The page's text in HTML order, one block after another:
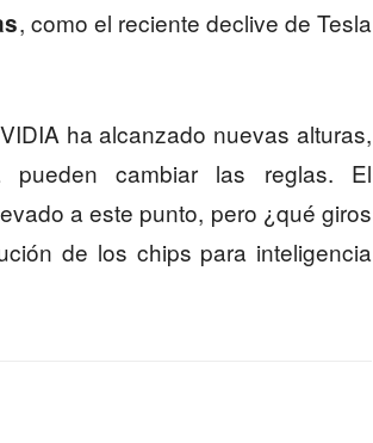
, como el reciente declive de Tesla
ha alcanzado nuevas alturas,
pueden cambiar las reglas. El
a este punto, pero ¿qué giros
de los chips para inteligencia